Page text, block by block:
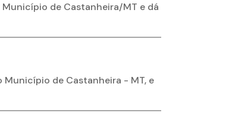
Município de Castanheira/MT e dá
de Castanheira - MT, e